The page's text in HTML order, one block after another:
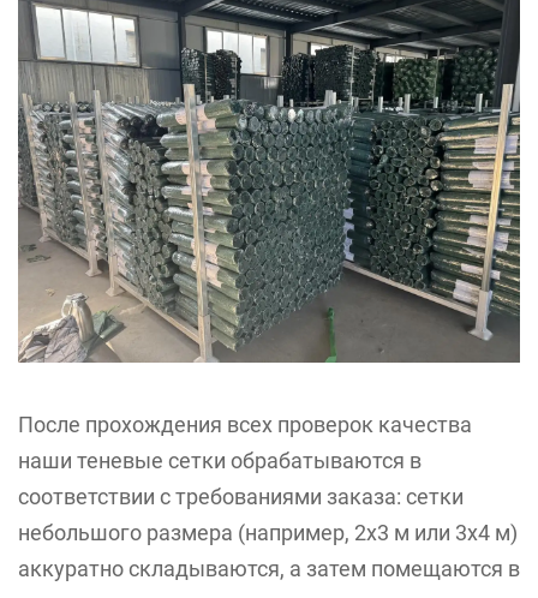
После прохождения всех проверок качества
наши теневые сетки обрабатываются в
соответствии с требованиями заказа: сетки
небольшого размера (например, 2x3 м или 3x4 м)
аккуратно складываются, а затем помещаются в